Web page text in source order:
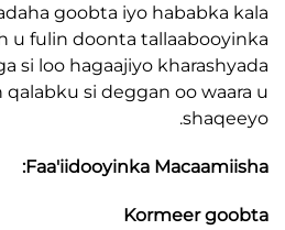
xaaladaha goobta iyo
ah u fulin doonta
si loo hagaajiyo
in qalabku si deggan oo
Faa'iidooyinka
Kormeer